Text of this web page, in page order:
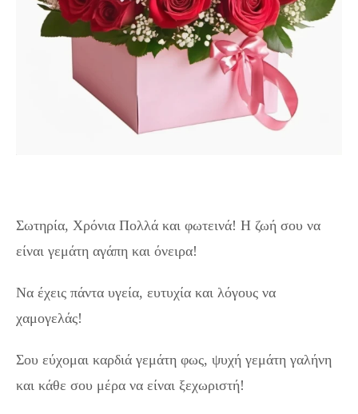
Σωτηρία, Χρόνια Πολλά και φωτεινά! Η ζωή σου να
είναι γεμάτη αγάπη και όνειρα!
Να έχεις πάντα υγεία, ευτυχία και λόγους να
χαμογελάς!
Σου εύχομαι καρδιά γεμάτη φως, ψυχή γεμάτη γαλήνη
και κάθε σου μέρα να είναι ξεχωριστή!